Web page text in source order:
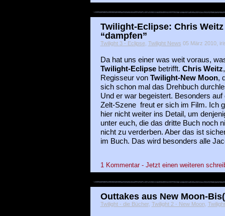
Twilight-Eclipse: Chris
“dampfen”
Twilight 3 - Eclipse, Twilight News 05 März 2010,
Da hat uns einer was weit voraus,
Twilight-Eclipsebetrifft. Chris Weitz
Regisseur von Twilight-New Moon,
sich schon mal das Drehbuch
Und er war begeistert. Besonders auf
Zelt-Szene freut er sich im Film. Ich
hier nicht weiter ins Detail, um
unter euch, die das dritte Buch noch
nicht zu verderben. Aber das ist
im Buch. Das wird besonders alle
1 Kommentar - Jetzt einen weiteren
Outtakes aus New Moon-
Twilight - die Bücher, Twilight 2 - New Moon,